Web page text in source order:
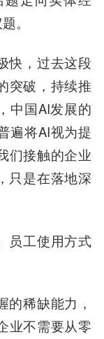
。
快，过去这段
突破，持续推
中国AI发展的
遍将AI视为提
们接触的企业
只是在落地深
员工使用方式
的稀缺能力，
业不需要从零